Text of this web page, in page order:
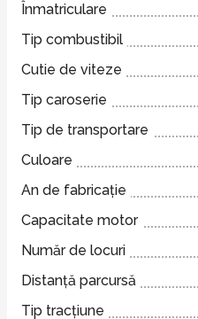
Înmatriculare
Tip combustibil
Cutie de viteze
Tip caroserie
Tip de transportare
Culoare
An de fabricație
Capacitate motor
Număr de locuri
Distanță parcursă
Tip tracțiune